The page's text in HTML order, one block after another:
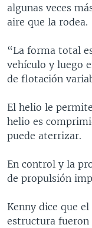
algunas veces
aire que la rodea.
“La forma total
vehículo y luego
de flotación
El helio le
helio es
puede aterrizar.
En control y la
de propulsión
Kenny dice que
estructura fueron